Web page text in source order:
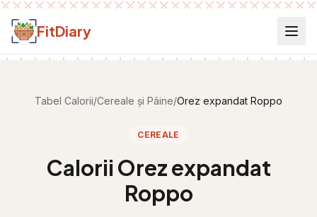
Salt la conținut
FitDiary
Tabel Calorii/Cereale și Pâine/Orez expandat Roppo
CEREALE
Calorii Orez expandat
Roppo